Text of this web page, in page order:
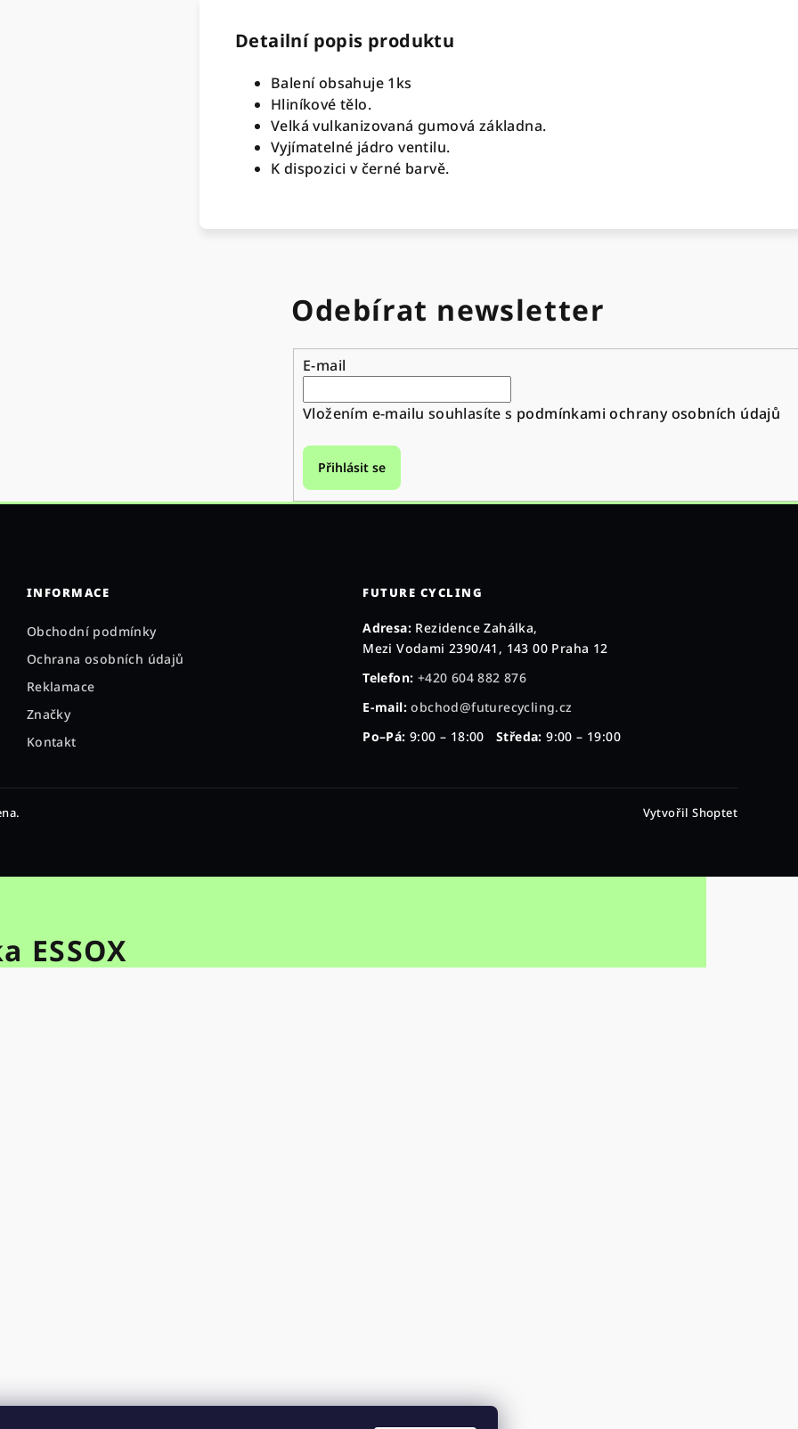
Detailní popis produktu
Balení obsahuje 1ks
Hliníkové tělo.
Velká vulkanizovaná gumová základna.
Vyjímatelné jádro ventilu.
K dispozici v černé barvě.
Odebírat newsletter
E-mail
Vložením e-mailu souhlasíte s podmínkami ochrany osobních údajů
Přihlásit se
INFORMACE
Obchodní podmínky
Ochrana osobních údajů
Reklamace
Značky
Kontakt
FUTURE CYCLING
Adresa: Rezidence Zahálka,
Mezi Vodami 2390/41, 143 00 Praha 12
Telefon: +420 604 882 876
E-mail: obchod@futurecycling.cz
Po–Pá: 9:00 – 18:00Středa: 9:00 – 19:00
Vytvořil Shoptet
ESSOX